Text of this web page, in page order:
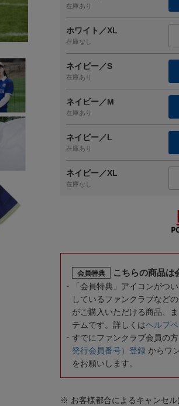
在庫あり
ホワイト／XL
在庫なし
ネイビー／S
在庫あり
ネイビー／M
在庫あり
ネイビー／L
在庫あり
ネイビー／XL
在庫なし
会員特典 こちらの商品は
「会員特典」アイコンがつ
しているファンクラブなど
がご購入いただける商品、
テムです。詳しくはヘルプ
すでにファンクラブ会員の方
発行会員番号）登録 からワ
をお願いします。
※ お客様都合によるキャンセル